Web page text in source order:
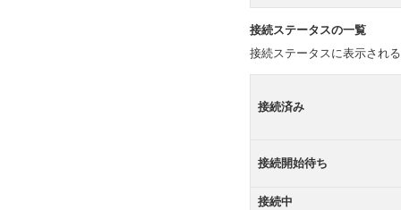
接続ステータスの一覧
接続ステータスに表示され
接続済み
接続開始待ち
接続中